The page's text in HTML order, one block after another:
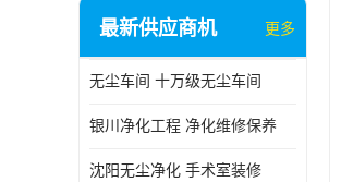
最新供应商机 更多
无尘车间 十万级无尘车间
银川净化工程 净化维修保养
沈阳无尘净化 手术室装修